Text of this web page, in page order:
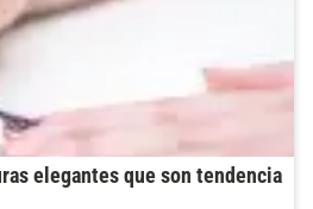
elegantes que son tendencia